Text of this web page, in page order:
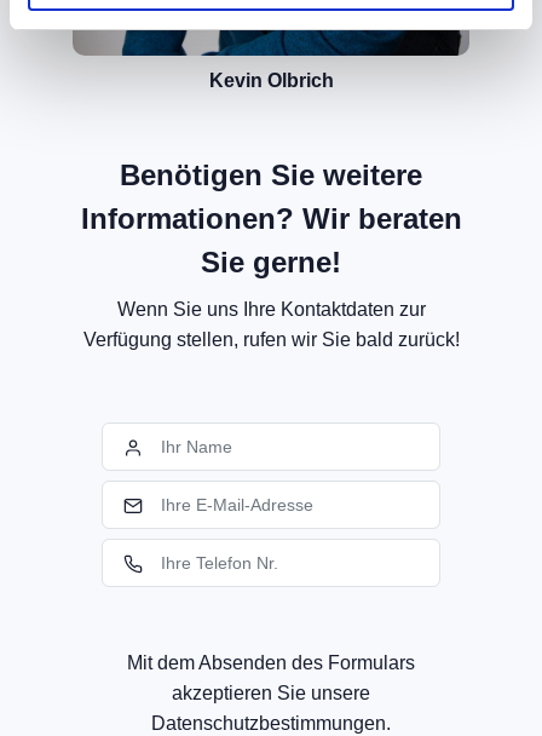
Kevin Olbrich
Benötigen Sie weitere
Informationen? Wir beraten
Sie gerne!
Wenn Sie uns Ihre Kontaktdaten zur
Verfügung stellen, rufen wir Sie bald zurück!
Mit dem Absenden des Formulars
akzeptieren Sie unsere
Datenschutzbestimmungen.